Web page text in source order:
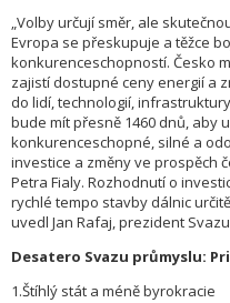
„Volby určují směr, ale
Evropa se přeskupuje a těžce
konkurenceschopností. Česko
zajistí dostupné ceny energií a
do lidí, technologií,
bude mít přesně 1460 dnů, aby
konkurenceschopné, silné a
investice a změny ve prospěch
Petra Fialy. Rozhodnutí o
rychlé tempo stavby dálnic
uvedl Jan Rafaj, prezident
Desatero Svazu průmyslu:
1.Štíhlý stát a méně byrokracie